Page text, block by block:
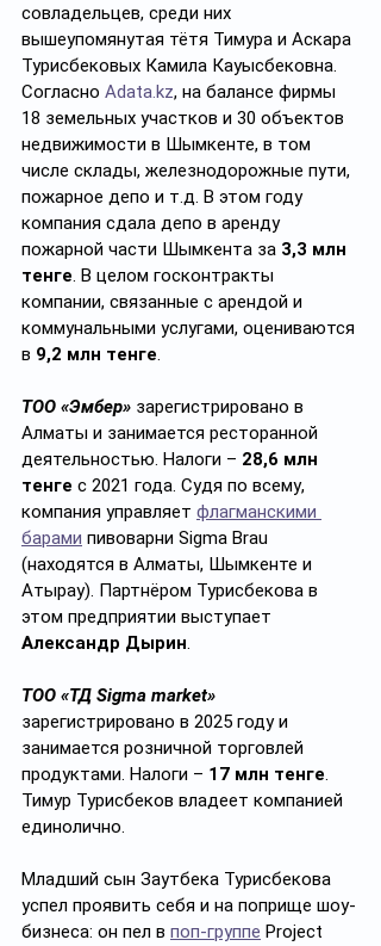
совладельцев, среди них
вышеупомянутая тётя Тимура и Аскара
Турисбековых Камила Кауысбековна.
Согласно Adata.kz, на балансе фирмы
18 земельных участков и 30 объектов
недвижимости в Шымкенте, в том
числе склады, железнодорожные пути,
пожарное депо и т.д. В этом году
компания сдала депо в аренду
пожарной части Шымкента за 3,3 млн
тенге. В целом госконтракты
компании, связанные с арендой и
коммунальными услугами, оцениваются
в 9,2 млн тенге.
ТОО «Эмбер» зарегистрировано в
Алматы и занимается ресторанной
деятельностью. Налоги – 28,6 млн
тенге с 2021 года. Судя по всему,
компания управляет флагманскими
барами пивоварни Sigma Brau
(находятся в Алматы, Шымкенте и
Атырау). Партнёром Турисбекова в
этом предприятии выступает
Александр Дырин.
ТОО «ТД Sigma market»
зарегистрировано в 2025 году и
занимается розничной торговлей
продуктами. Налоги – 17 млн тенге.
Тимур Турисбеков владеет компанией
единолично.
Младший сын Заутбека Турисбекова
успел проявить себя и на поприще шоу-
бизнеса: он пел в поп-группе Project